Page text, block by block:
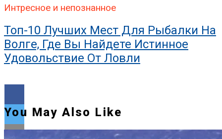
Интресное и непознанное
Топ-10 Лучших Мест Для Рыбалки На
Волге, Где Вы Найдете Истинное
Удовольствие От Ловли
You May Also Like